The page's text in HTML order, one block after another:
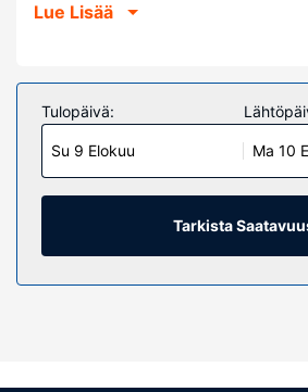
Huoneet
ja mikroaaltouuni.
Kiinteistön miellyttävyys
Tämän savuttoman mökin tarjontaan
pysäköinti lähistöllä ja
päällä.
Palveluihin kuuluu ilmainen pysäköinti.
Lue Lisää
Tulopäivä:
Su 9 Elokuu Ma 10
Tarkista